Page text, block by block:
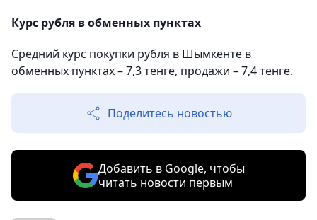
Курс рубля в обменных пунктах
Средний курс покупки рубля в Шымкенте в
обменных пунктах – 7,3 тенге, продажи – 7,4 тенге.
Поделитесь новостью
Добавить в Google, чтобы
читать новости первым